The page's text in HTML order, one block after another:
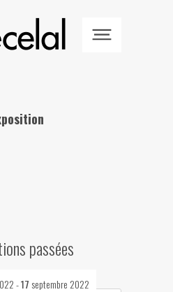
passées
-17 septembre 2022